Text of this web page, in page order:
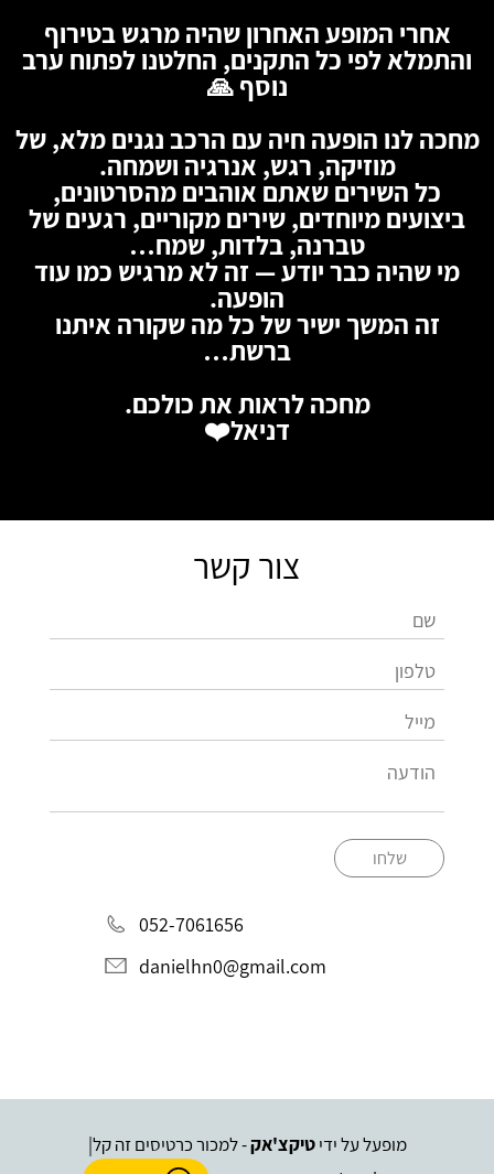
אחרי המופע האחרון שהיה מרגש בטירוף
והתמלא לפי כל התקנים, החלטנו לפתוח ערב
נוסף 🙏
מחכה לנו הופעה חיה עם הרכב נגנים מלא, של
מוזיקה, רגש, אנרגיה ושמחה.
כל השירים שאתם אוהבים מהסרטונים,
ביצועים מיוחדים, שירים מקוריים, רגעים של
טברנה, בלדות, שמח…
מי שהיה כבר יודע — זה לא מרגיש כמו עוד
הופעה.
זה המשך ישיר של כל מהשקורה איתנו
ברשת…
מחכה לראות את כולכם.
דניאל❤️
צור קשר
שלחו
052-7061656
danielhn0@gmail.com
מופעל על ידיטיקצ'אק- למכור כרטיסים זה קל